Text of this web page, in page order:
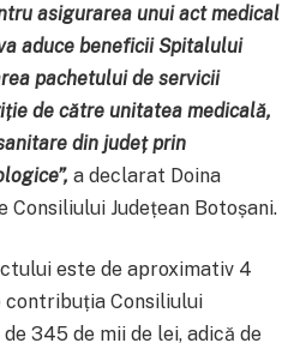
asigurarea unui act medical
aduce beneficii Spitalului
pachetului de servicii
de către unitatea medicală,
din județ prin
a declarat Doina
Consiliului Județean Botoșani.
este de aproximativ 4
contribuția Consiliului
345 de mii de lei, adică de